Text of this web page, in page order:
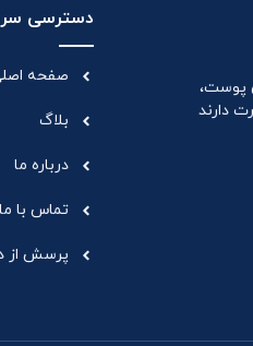
پوست،
دارند
دسترسی
صفحه
بلاگ
درباره ما
تماس با ما
پرسش از